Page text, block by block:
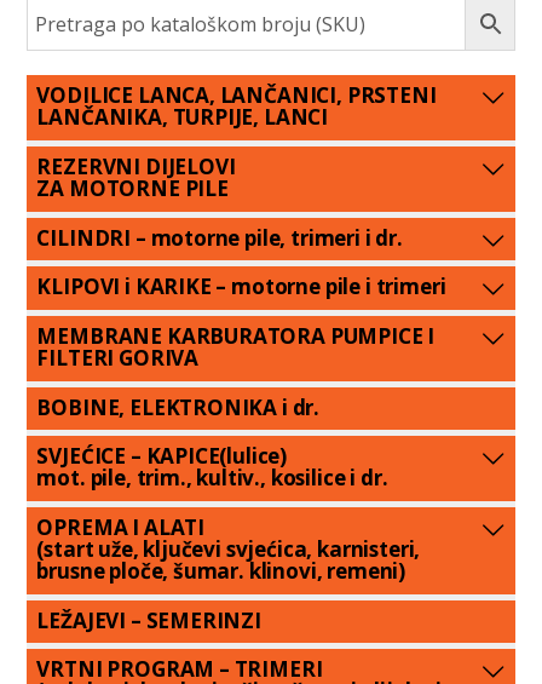
VODILICE LANCA, LANČANICI, PRSTENI
LANČANIKA, TURPIJE, LANCI
REZERVNI DIJELOVI
ZA MOTORNE PILE
CILINDRI – motorne pile, trimeri i dr.
KLIPOVI i KARIKE – motorne pile i trimeri
MEMBRANE KARBURATORA PUMPICE I
FILTERI GORIVA
BOBINE, ELEKTRONIKA i dr.
SVJEĆICE – KAPICE(lulice)
mot. pile, trim., kultiv., kosilice i dr.
OPREMA I ALATI
(start uže, ključevi svjećica, karnisteri,
brusne ploče, šumar. klinovi, remeni)
LEŽAJEVI – SEMERINZI
VRTNI PROGRAM – TRIMERI